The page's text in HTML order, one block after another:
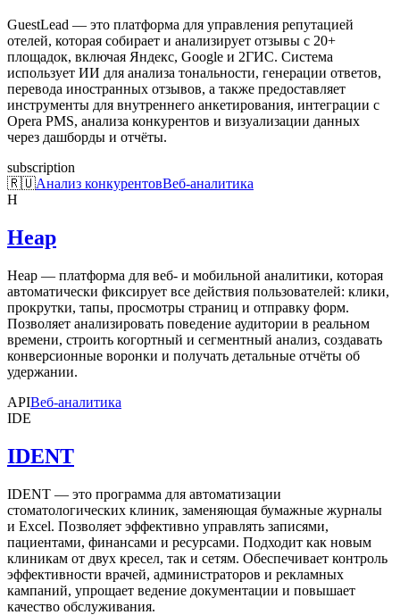
GuestLead — это платформа для управления репутацией
отелей, которая собирает и анализирует отзывы с 20+
площадок, включая Яндекс, Google и 2ГИС. Система
использует ИИ для анализа тональности, генерации ответов,
перевода иностранных отзывов, а также предоставляет
инструменты для внутреннего анкетирования, интеграции с
Opera PMS, анализа конкурентов и визуализации данных
через дашборды и отчёты.
subscription
🇷🇺Анализ конкурентовВеб-аналитика
H
Heap
Heap — платформа для веб- и мобильной аналитики, которая
автоматически фиксирует все действия пользователей: клики,
прокрутки, тапы, просмотры страниц и отправку форм.
Позволяет анализировать поведение аудитории в реальном
времени, строить когортный и сегментный анализ, создавать
конверсионные воронки и получать детальные отчёты об
удержании.
APIВеб-аналитика
IDE
IDENT
IDENT — это программа для автоматизации
стоматологических клиник, заменяющая бумажные журналы
и Excel. Позволяет эффективно управлять записями,
пациентами, финансами и ресурсами. Подходит как новым
клиникам от двух кресел, так и сетям. Обеспечивает контроль
эффективности врачей, администраторов и рекламных
кампаний, упрощает ведение документации и повышает
качество обслуживания.